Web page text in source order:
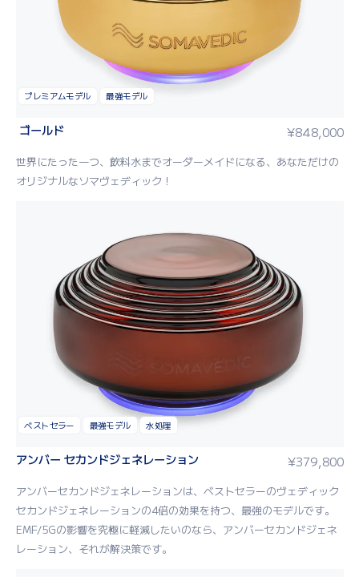
プレミアムモデル 最強モデル
ゴールド ¥848,000
世界にたった一つ、飲料水までオーダーメイドになる、あなただけの
オリジナルなソマヴェディック！
ベストセラー 最強モデル 水処理
アンバー セカンドジェネレーション ¥379,800
アンバーセカンドジェネレーションは、 ベストセラーのヴェディック
セカンドジェネレーションの4倍の効果を持つ、 最強のモデルです。
EMF/5Gの影響を究極に軽減したいのなら、アンバーセカンドジェネ
レーション、それが解決策です。